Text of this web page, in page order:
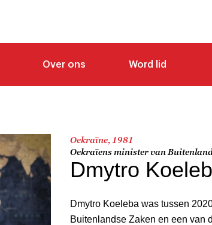
Over ons Word lid
Oekraïne, 1981
Oekraïens minister van
Dmytro
Dmytro Koeleba was tussen
Buitenlandse Zaken en een van